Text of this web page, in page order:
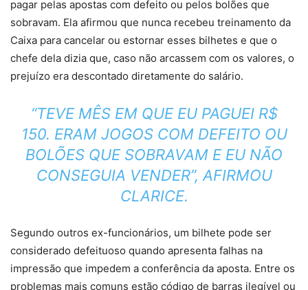
pagar pelas apostas com defeito ou pelos bolões que
sobravam. Ela afirmou que nunca recebeu treinamento da
Caixa para cancelar ou estornar esses bilhetes e que o
chefe dela dizia que, caso não arcassem com os valores, o
prejuízo era descontado diretamente do salário.
“TEVE MÊS EM QUE EU PAGUEI R$
150. ERAM JOGOS COM DEFEITO OU
BOLÕES QUE SOBRAVAM E EU NÃO
CONSEGUIA VENDER”, AFIRMOU
CLARICE.
Segundo outros ex-funcionários, um bilhete pode ser
considerado defeituoso quando apresenta falhas na
impressão que impedem a conferência da aposta. Entre os
problemas mais comuns estão código de barras ilegível ou